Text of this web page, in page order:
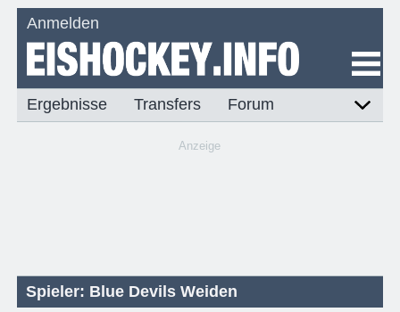
Anmelden
Ergebnisse Transfers Forum
Anzeige
Spieler: Blue Devils Weiden